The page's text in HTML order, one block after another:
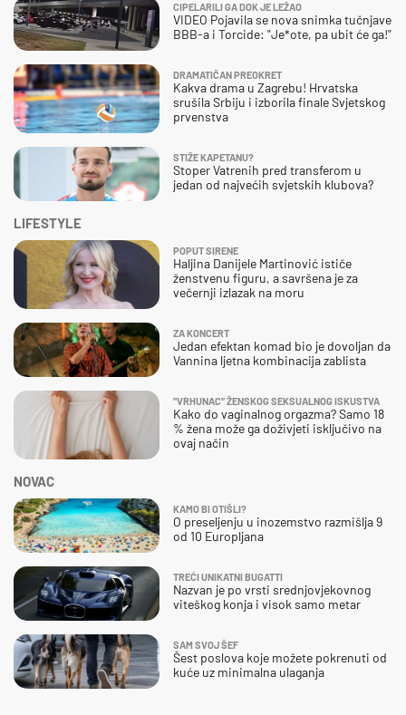
CIPELARILI GA DOK JE LEŽAO
VIDEO Pojavila se nova snimka tučnjave
BBB-a i Torcide: "Je*ote, pa ubit će ga!"
DRAMATIČAN PREOKRET
Kakva drama u Zagrebu! Hrvatska
srušila Srbiju i izborila finale Svjetskog
prvenstva
STIŽE KAPETANU?
Stoper Vatrenih pred transferom u
jedan od najvećih svjetskih klubova?
NOVAC
KAMO BI OTIŠLI?
O preseljenju u inozemstvo razmišlja 9
od 10 Europljana
TREĆI UNIKATNI BUGATTI
Nazvan je po vrsti srednjovjekovnog
viteškog konja i visok samo metar
SAM SVOJ ŠEF
Šest poslova koje možete pokrenuti od
kuće uz minimalna ulaganja
LIFESTYLE
POPUT SIRENE
Haljina Danijele Martinović ističe
ženstvenu figuru, a savršena je za
večernji izlazak na moru
ZA KONCERT
Jedan efektan komad bio je dovoljan da
Vannina ljetna kombinacija zablista
"VRHUNAC" ŽENSKOG SEKSUALNOG ISKUSTVA
Kako do vaginalnog orgazma? Samo 18
% žena može ga doživjeti isključivo na
ovaj način